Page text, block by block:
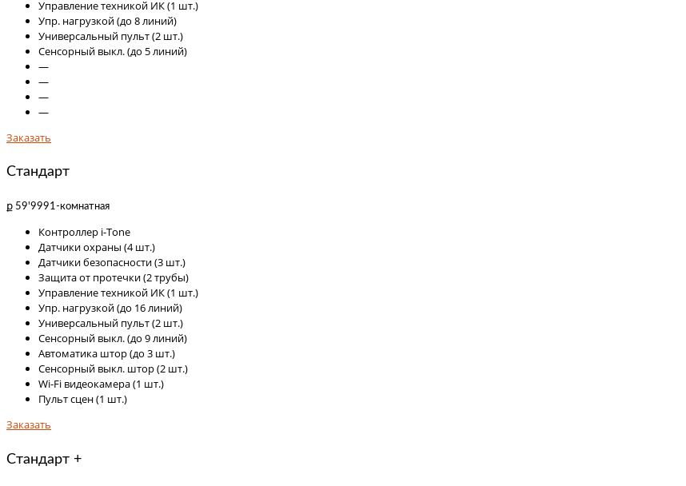
Управление техникой ИК (1 шт.)
Упр. нагрузкой (до 8 линий)
Универсальный пульт (2 шт.)
Сенсорный выкл. (до 5 линий)
—
—
—
—
Заказать
Стандарт
ք 59'9991-комнатная
Контроллер i-Tone
Датчики охраны (4 шт.)
Датчики безопасности (3 шт.)
Защита от протечки (2 трубы)
Управление техникой ИК (1 шт.)
Упр. нагрузкой (до 16 линий)
Универсальный пульт (2 шт.)
Сенсорный выкл. (до 9 линий)
Автоматика штор (до 3 шт.)
Сенсорный выкл. штор (2 шт.)
Wi-Fi видеокамера (1 шт.)
Пульт сцен (1 шт.)
Заказать
Стандарт +